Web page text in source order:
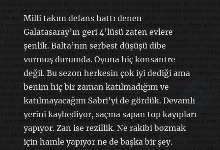
Milli takım defans hattı denen
Galatasaray’ın geri 4’lüsü zaten evlere
şenlik. Balta’nın serbest düşüşü dibe
vurmuş durumda. Oyuna hiç konsantre
değil. Bu sezon herkesin çok iyi dediği ama
benim hiç bir zaman katılmadığım ve
katılmayacağım Sabri’yi de gördük. Devamlı
yerini kaybediyor, saçma sapan top kayıpları
yapıyor. Zan ise rezillik. Ne rakibi bozmak
için hamle yapıyor ne de başka bir şey.